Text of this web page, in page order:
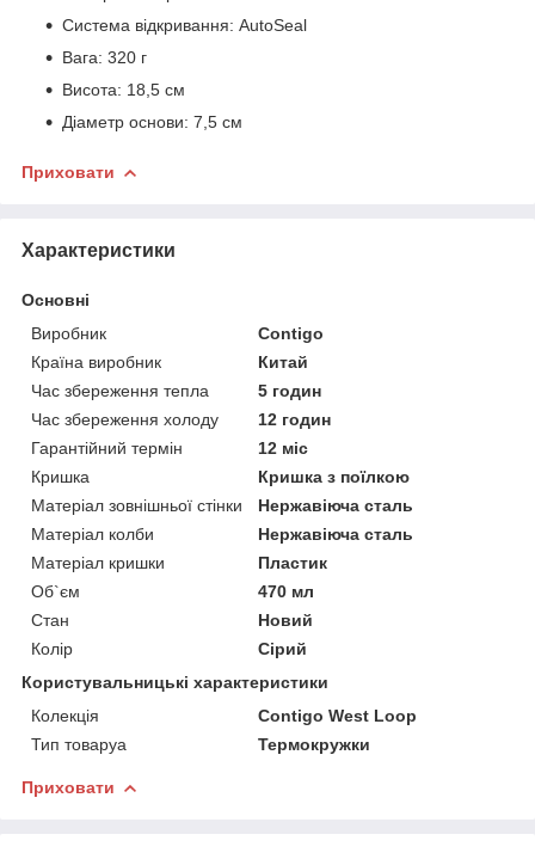
Система відкривання: AutoSeal
Вага: 320 г
Висота: 18,5 см
Діаметр основи: 7,5 см
Приховати
Характеристики
Основні
Виробник
Contigo
Країна виробник
Китай
Час збереження тепла
5 годин
Час збереження холоду
12 годин
Гарантійний термін
12 міс
Кришка
Кришка з поїлкою
Матеріал зовнішньої стінки
Нержавіюча сталь
Матеріал колби
Нержавіюча сталь
Матеріал кришки
Пластик
Об`єм
470 мл
Стан
Новий
Колір
Сірий
Користувальницькі характеристики
Колекція
Contigo West Loop
Тип товаруа
Термокружки
Приховати